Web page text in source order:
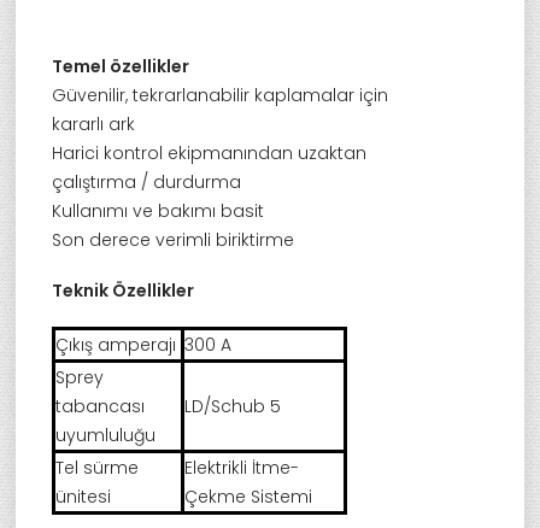
Temel özellikler
Güvenilir, tekrarlanabilir kaplamalar için
kararlı ark
Harici kontrol ekipmanından uzaktan
çalıştırma / durdurma
Kullanımı ve bakımı basit
Son derece verimli biriktirme
Teknik Özellikler
Çıkış amperajı 300 A
Sprey
tabancası
uyumluluğu
LD/Schub 5
Tel sürme
ünitesi
Elektrikli İtme-
Çekme Sistemi